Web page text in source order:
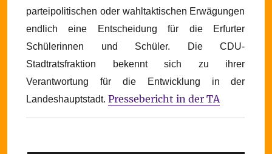
parteipolitischen oder wahltaktischen Erwägungen
endlich eine Entscheidung für die Erfurter
Schülerinnen und Schüler. Die CDU-
Stadtratsfraktion bekennt sich zu ihrer
Verantwortung für die Entwicklung in der
Landeshauptstadt. Pressebericht in der TA